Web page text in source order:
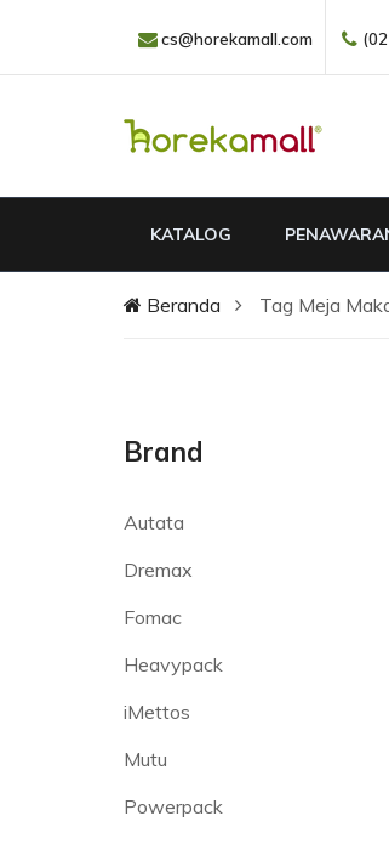
cs@horekamall.com
KATALOG
Beranda Tag Meja
Brand
Autata
Dremax
Fomac
Heavypack
iMettos
Mutu
Powerpack